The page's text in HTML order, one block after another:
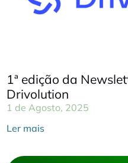
1ª edição da
Drivolution
1 de Agosto, 2025
Ler mais